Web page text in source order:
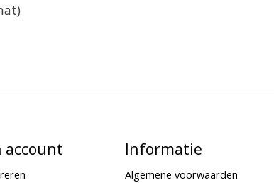
account Informatie
Algemene voorwaarden